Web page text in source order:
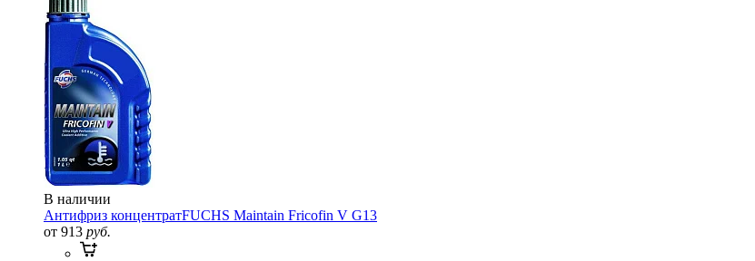
В наличии
Антифриз концентратFUCHS Maintain Fricofin V G13
от 913 руб.